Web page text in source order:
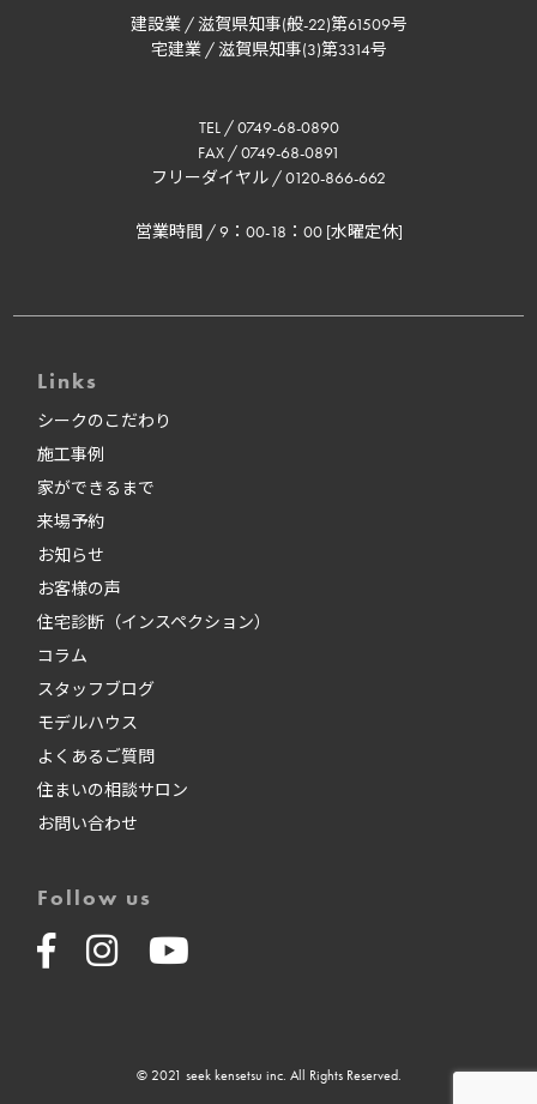
建設業 / 滋賀県知事(般-22)第61509号
宅建業 / 滋賀県知事(3)第3314号
TEL / 0749-68-0890
FAX / 0749-68-0891
フリーダイヤル / 0120-866-662
営業時間 / 9：00-18：00 [水曜定休]
Links
シークのこだわり
施工事例
家ができるまで
来場予約
お知らせ
お客様の声
住宅診断（インスペクション）
コラム
スタッフブログ
モデルハウス
よくあるご質問
住まいの相談サロン
お問い合わせ
Follow us
© 2021 seek kensetsu inc. All Rights Reserved.